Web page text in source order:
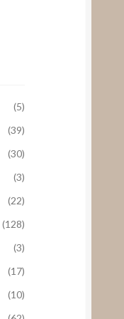
(5)
(39)
(30)
(3)
(22)
(128)
(3)
(17)
(10)